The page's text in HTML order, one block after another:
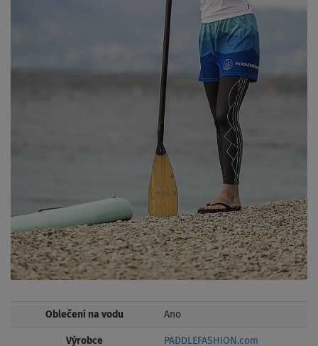
Oblečení na vodu Ano
Výrobce PADDLEFASHION.com